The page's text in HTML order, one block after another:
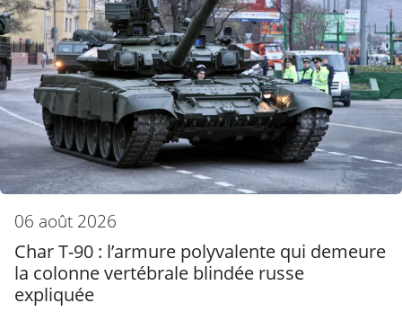
06 août 2026
Char T-90 : l’armure polyvalente qui demeure
la colonne vertébrale blindée russe
expliquée